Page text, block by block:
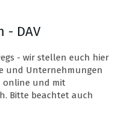
- DAV
- wir stellen euch hier
und Unternehmungen
online und mit
Bitte beachtet auch